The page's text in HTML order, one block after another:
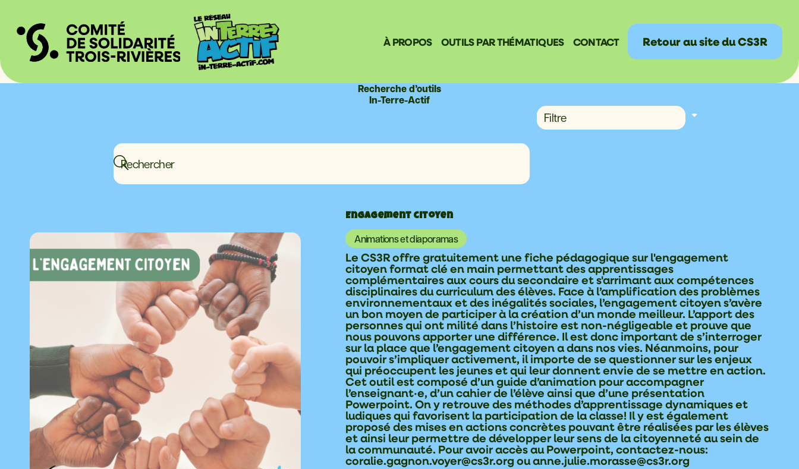
À PROPOS OUTILS PAR THÉMATIQUES CONTACT Retour au site du CS3R
Recherche d’outils
In-Terre-Actif
Engagement citoyen
Animations et diaporamas
Le CS3R offre gratuitement une fiche pédagogique sur l'engagement
citoyen format clé en main permettant des apprentissages
complémentaires aux cours du secondaire et s'arrimant aux compétences
disciplinaires du curriculum des élèves. Face à l’amplification des problèmes
environnementaux et des inégalités sociales, l’engagement citoyen s’avère
un bon moyen de participer à la création d’un monde meilleur. L’apport des
personnes qui ont milité dans l’histoire est non-négligeable et prouve que
nous pouvons apporter une différence. Il est donc important de s’interroger
sur la place que l’engagement citoyen a dans nos vies. Néanmoins, pour
pouvoir s’impliquer activement, il importe de se questionner sur les enjeux
qui préoccupent les jeunes et qui leur donnent envie de se mettre en action.
Cet outil est composé d’un guide d’animation pour accompagner
l’enseignant·e, d’un cahier de l’élève ainsi que d’une présentation
Powerpoint. On y retrouve des méthodes d’apprentissage dynamiques et
ludiques qui favorisent la participation de la classe! Il y est également
proposé des mises en actions concrètes pouvant être réalisées par les élèves
et ainsi leur permettre de développer leur sens de la citoyenneté au sein de
la communauté. Pour avoir accès au Powerpoint, contactez-nous:
coralie.gagnon.voyer@cs3r.org ou anne.julie.morasse@cs3r.org